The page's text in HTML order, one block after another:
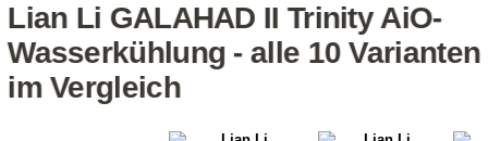
Lian Li GALAHAD II Trinity AiO-
Wasserkühlung - alle 10 Varianten
im Vergleich